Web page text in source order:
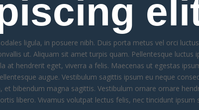
ligula, in posuere nibh. Duis porta metus vel orci
ut. Aliquam sit amet turpis quam. Pellentesque luctus
at hendrerit eget, viverra a felis. Maecenas ut egestas
augue. Vestibulum sagittis ipsum eu neque
et bibendum magna sagittis. Vestibulum ornare ornare
libero. Vivamus volutpat lectus felis, nec tincidunt ipsum